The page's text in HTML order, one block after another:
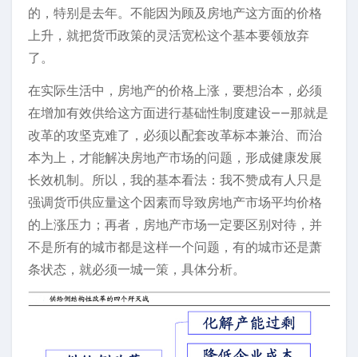
的，特别是去年。不能因为顾及房地产这方面的价格
上升，就把货币政策的灵活宽松这个基本要领放弃
了。
在实际生活中，房地产的价格上涨，要想治本，必须
在增加有效供给这方面进行基础性制度建设——那就是
改革的攻坚克难了，必须以配套改革标本兼治、而治
本为上，才能解决房地产市场的问题，形成健康发展
长效机制。所以，我的基本看法：我不赞成有人只是
强调货币供应量这个因素而导致房地产市场平均价格
的上涨压力；再者，房地产市场一定要区别对待，并
不是所有的城市都是这样一个问题，有的城市还是萧
条状态，就必须一城一策，具体分析。